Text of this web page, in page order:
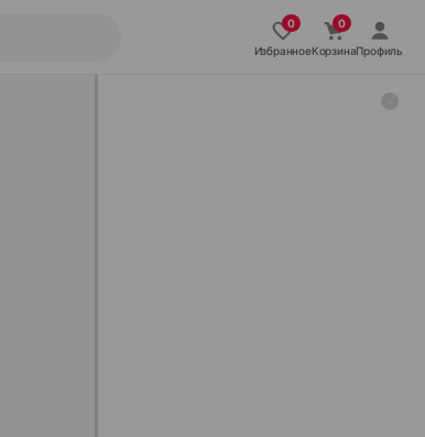
ИзбранноеКорзинаПрофиль